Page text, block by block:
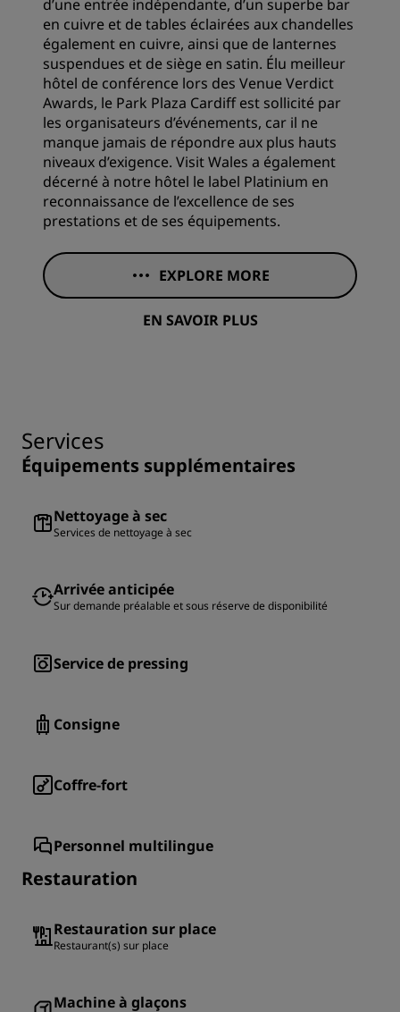
d’une entrée indépendante, d’un superbe bar
en cuivre et de tables éclairées aux chandelles
également en cuivre, ainsi que de lanternes
suspendues et de siège en satin. Élu meilleur
hôtel de conférence lors des Venue Verdict
Awards, le Park Plaza Cardiff est sollicité par
les organisateurs d’événements, car il ne
manque jamais de répondre aux plus hauts
niveaux d’exigence. Visit Wales a également
décerné à notre hôtel le label Platinium en
reconnaissance de l’excellence de ses
prestations et de ses équipements.
EXPLORE MORE
EN SAVOIR PLUS
Services
Équipements supplémentaires
Nettoyage à sec
Services de nettoyage à sec
Arrivée anticipée
Sur demande préalable et sous réserve de disponibilité
Service de pressing
Consigne
Coffre-fort
Personnel multilingue
Restauration
Restauration sur place
Restaurant(s) sur place
Machine à glaçons